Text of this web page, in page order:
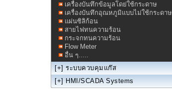
เครื่องบันทึกข้อมูลโดย่ใช้กระดาษ
เครื่องบันทึกอุณหภูมิแบบไม่ใช้กระดาษ
แผ่นซิลิก้อน
สายไฟทนความร้อน
กระจกทนความร้อน
Flow Meter
อื่น ๆ.....
[+] ระบบควบคุมแก๊ส
[+] HMI/SCADA Systems